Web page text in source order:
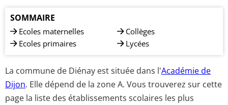
SOMMAIRE
Ecoles maternelles
Ecoles primaires
Collèges
Lycées
La commune de Diénay est située dans l'Académie de
Dijon. Elle dépend de la zone A. Vous trouverez sur cette
page la liste des établissements scolaires les plus